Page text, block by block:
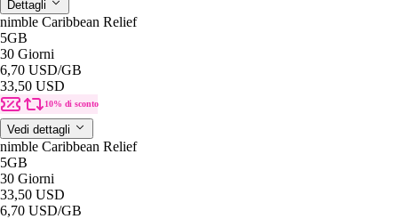
Dettagli
nimble Caribbean Relief
5GB
30 Giorni
6,70 USD/GB
33,50 USD
10% di sconto
Vedi dettagli
nimble Caribbean Relief
5GB
30 Giorni
33,50 USD
6,70 USD/GB